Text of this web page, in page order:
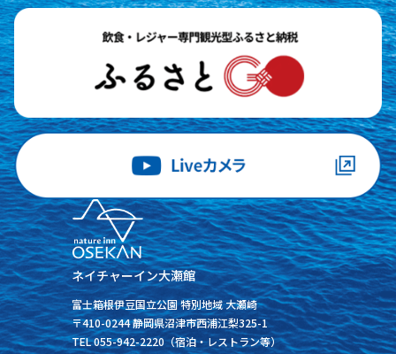
ネイチャーイン大瀬館
富士箱根伊豆国立公園 特別地域 大瀬崎
〒410-0244 静岡県沼津市西浦江梨325-1
TEL 055-942-2220（宿泊・レストラン等）